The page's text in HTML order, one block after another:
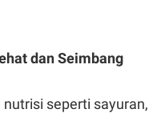
dan Seimbang
seperti sayuran,